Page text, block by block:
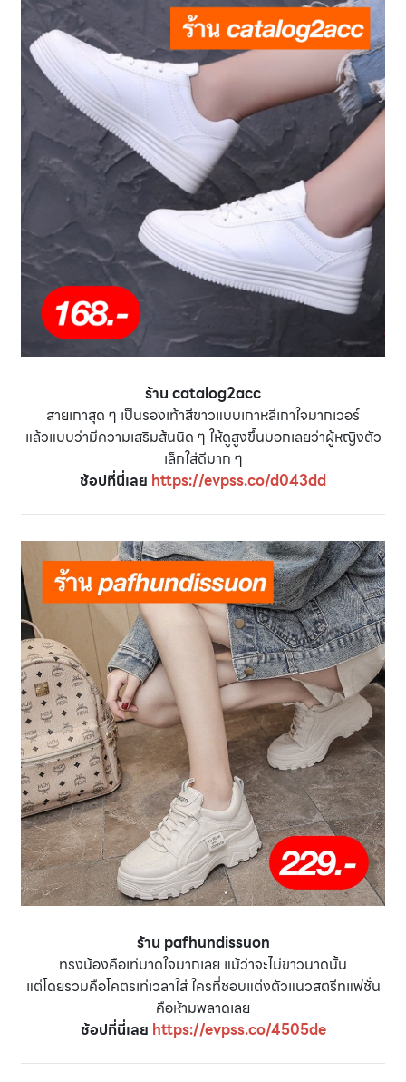
ร้าน catalog2acc
สายเกาสุด ๆ เป็นรองเท้าสีขาวแบบเกาหลีเกาใจมากเวอร์
แล้วแบบว่ามีความเสริมส้นนิด ๆ ให้ดูสูงขึ้นบอกเลยว่าผู้หญิงตัว
เล็กใส่ดีมาก ๆ
ช้อปที่นี่เลย https://evpss.co/d043dd
ร้าน pafhundissuon
ทรงน้องคือเท่บาดใจมากเลย แม้ว่าจะไม่ขาวนาดนั้น
แต่โดยรวมคือโคตรเท่เวลาใส่ ใครที่ชอบแต่งตัวแนวสตรีทแฟชั่น
คือห้ามพลาดเลย
ช้อปที่นี่เลย https://evpss.co/4505de